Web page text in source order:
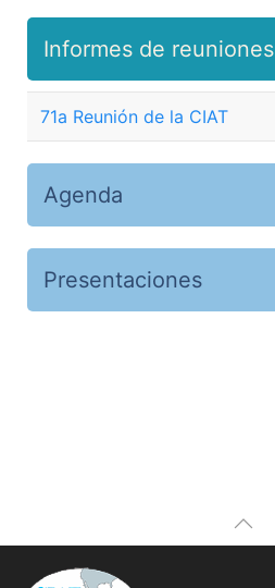
Informes de reuniones
71a Reunión de la CIAT
Agenda
Presentaciones